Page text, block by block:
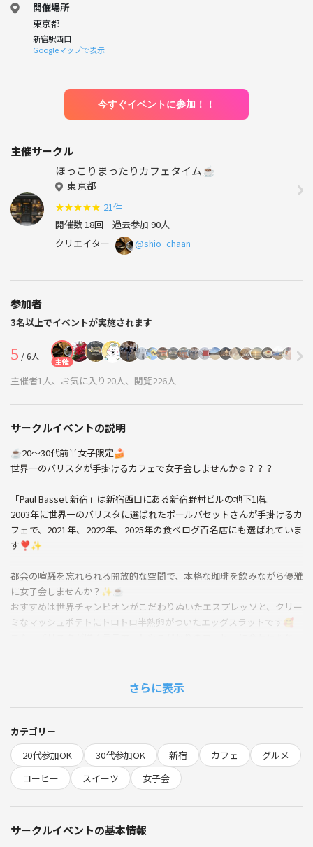
開催場所
東京都
新宿駅西口
Googleマップで表示
今すぐイベントに参加！！
主催サークル
ほっこりまったりカフェタイム☕️
東京都
★★★★★ 21件
開催数 18回 過去参加 90人
クリエイター
@shio_chaan
参加者
3名以上でイベントが実施されます
5 / 6人 主催
主催者1人、お気に入り20人、閲覧226人
サークルイベントの説明
☕️20〜30代前半女子限定🍰
世界一のバリスタが手掛けるカフェで女子会しませんか☺️？？？
「Paul Basset 新宿」は新宿西口にある新宿野村ビルの地下1階。
2003年に世界一のバリスタに選ばれたポールバセットさんが手掛けるカ
フェで、2021年、2022年、2025年の食べログ百名店にも選ばれていま
す❣️✨
都会の喧騒を忘れられる開放的な空間で、本格な珈琲を飲みながら優雅
に女子会しませんか？✨☕️
おすすめは世界チャンピオンがこだわりぬいたエスプレッソと、クリー
ミなマッシュポテトにトロトロ半熟卵がついたエッグスラットです🥰
ゆっくりまったりしながら楽しくお友達作りしましょう❣️🫶🏻
11/8(土) 15:00〜16:30
🌷集合
14:55 お店の前
※当日メッセージで主催者の格好をお伝えします✨
さらに表示
カテゴリー
20代参加OK
30代参加OK 新宿 カフェ
グルメ
コーヒー
スイーツ 女子会
サークルイベントの基本情報